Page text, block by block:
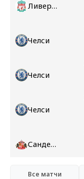
Ливерпуль
Челси
Челси
Челси
Сандерленд
Все матчи